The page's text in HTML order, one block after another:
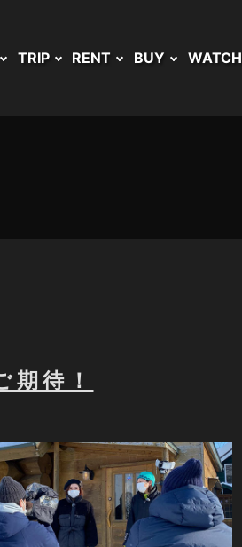
TRIP RENT BUY WATCH
待！